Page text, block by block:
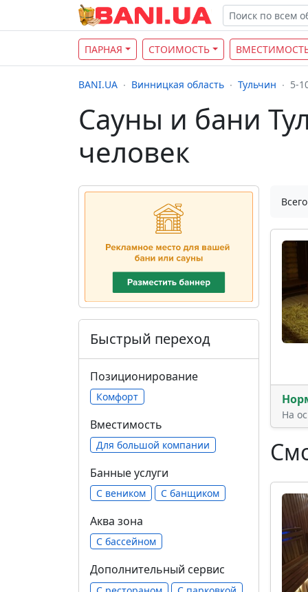
ПАРНАЯ СТОИМОСТЬ
BANI.UA Винницкая область Тульчин 5-
Сауны и бани
человек
На
Быстрый переход
Позиционирование
Комфорт
Вместимость
Для большой компании
Банные услуги
С веником С банщиком
Аква зона
С бассейном
Дополнительный сервис